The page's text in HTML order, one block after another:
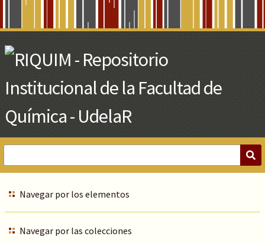
Main
Content
Navegar por los elementos
Navegar por las colecciones